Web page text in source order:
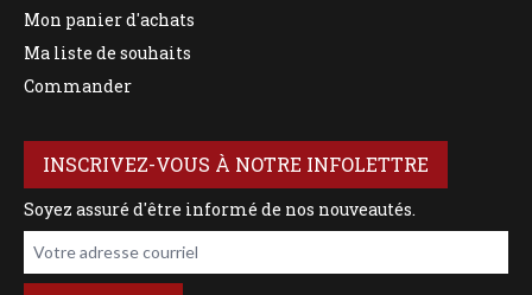
Mon panier d'achats
Ma liste de souhaits
Commander
INSCRIVEZ-VOUS À NOTRE INFOLETTRE
Soyez assuré d'être informé de nos nouveautés.
Votre adresse courriel